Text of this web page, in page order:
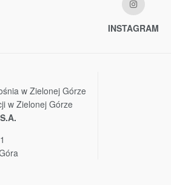
INSTAGRAM
w Zielonej Górze
w Zielonej Górze